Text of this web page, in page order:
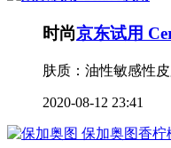
时尚京东试用
2020-08-12 23:41